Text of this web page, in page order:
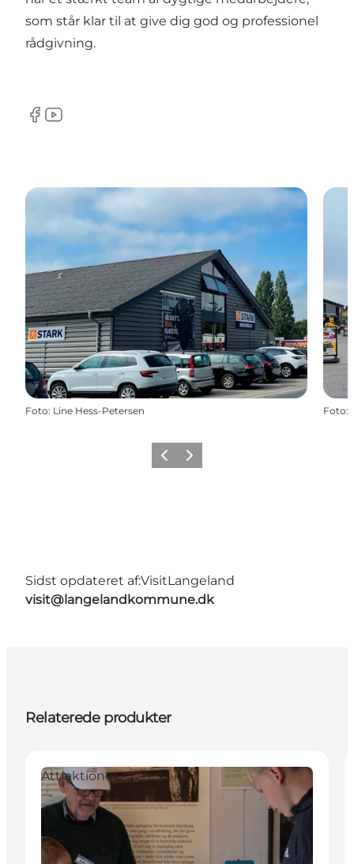
som står klar til at give dig god og professionel
rådgivning.
Facebook
Youtube
Foto: Line Hess-Petersen Foto:
ForrigeNæste
Sidst opdateret af:VisitLangeland
visit@langelandkommune.dk
Relaterede produkter
Attraktioner